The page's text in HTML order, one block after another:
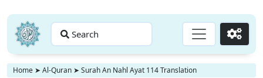
Search Go
Home ➤ Al-Quran ➤ Surah An Nahl Ayat 114 Translation